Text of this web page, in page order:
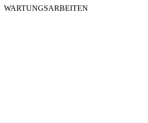
WARTUNGSARBEITEN